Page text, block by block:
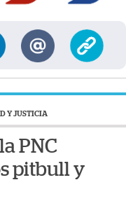
Y JUSTICIA
PNC
pitbull y